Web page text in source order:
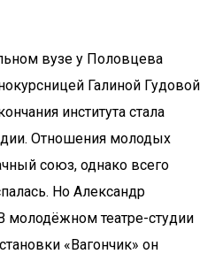
вузе у Половцева
Галиной Гудовой
института стала
Отношения молодых
союз, однако всего
Но Александр
молодёжном театре-студии
«Вагончик» он